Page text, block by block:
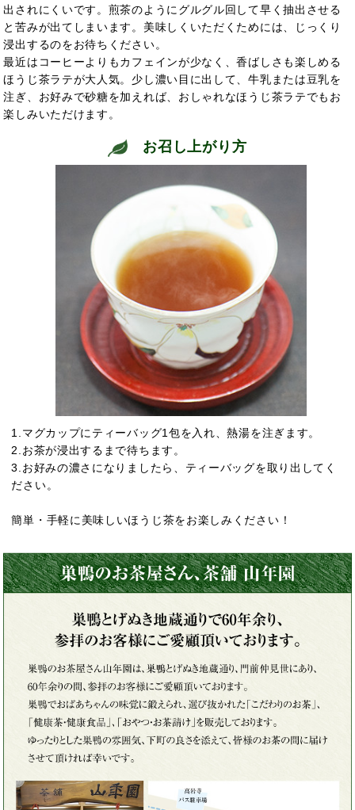
出されにくいです。煎茶のようにグルグル回して早く抽出させる
と苦みが出てしまいます。美味しくいただくためには、じっくり
浸出するのをお待ちください。
最近はコーヒーよりもカフェインが少なく、香ばしさも楽しめる
ほうじ茶ラテが大人気。少し濃い目に出して、牛乳または豆乳を
注ぎ、お好みで砂糖を加えれば、おしゃれなほうじ茶ラテでもお
楽しみいただけます。
お召し上がり方
1.マグカップにティーバッグ1包を入れ、熱湯を注ぎます。
2.お茶が浸出するまで待ちます。
3.お好みの濃さになりましたら、ティーバッグを取り出してく
ださい。
簡単・手軽に美味しいほうじ茶をお楽しみください！